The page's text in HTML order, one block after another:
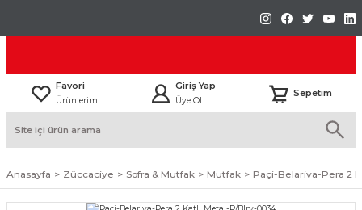
Favori
Ürünlerim
Giriş Yap
Üye Ol
Sepetim
Anasayfa Züccaciye Sofra & Mutfak Mutfak Paçi-Belariva-Pera 2